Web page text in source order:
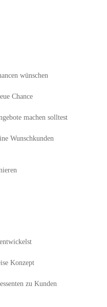
wünschen
Chance
machen solltest
Wunschkunden
Konzept
zu Kunden